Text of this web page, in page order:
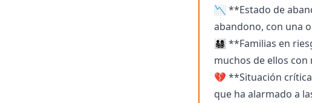
📉 **Estado de
abandono, con una
👨‍👩‍👧‍👦 **Familias
muchos de ellos
💔 **Situación
que ha alarmado a